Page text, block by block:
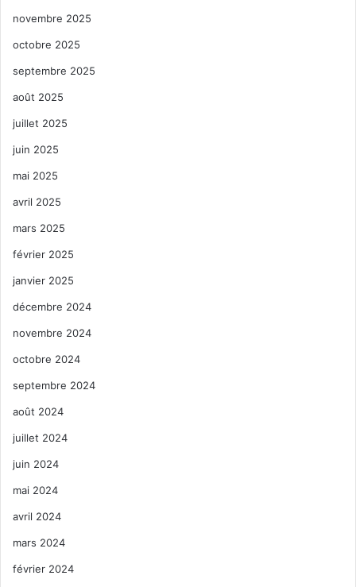
novembre 2025
octobre 2025
septembre 2025
août 2025
juillet 2025
juin 2025
mai 2025
avril 2025
mars 2025
février 2025
janvier 2025
décembre 2024
novembre 2024
octobre 2024
septembre 2024
août 2024
juillet 2024
juin 2024
mai 2024
avril 2024
mars 2024
février 2024